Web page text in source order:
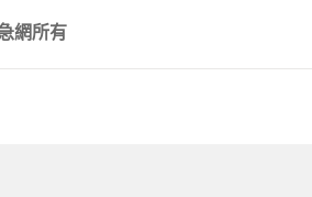
網所有